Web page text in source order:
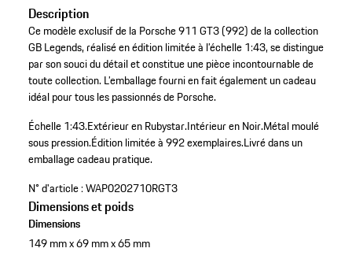
Description
Ce modèle exclusif de la Porsche 911 GT3 (992) de la collection
GB Legends, réalisé en édition limitée à l’échelle 1:43, se distingue
par son souci du détail et constitue une pièce incontournable de
toute collection. L’emballage fourni en fait également un cadeau
idéal pour tous les passionnés de Porsche.
Échelle 1:43.Extérieur en Rubystar.Intérieur en Noir.Métal moulé
sous pression.Édition limitée à 992 exemplaires.Livré dans un
emballage cadeau pratique.
N° d'article :WAP0202710RGT3
Dimensions et poids
Dimensions
149 mm x 69 mm x 65 mm